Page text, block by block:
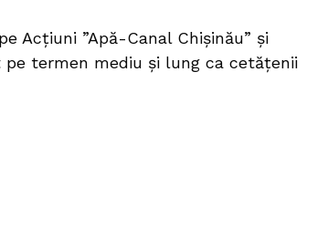
Acțiuni ”Apă-Canal Chișinău” și
pe termen mediu și lung ca cetățenii